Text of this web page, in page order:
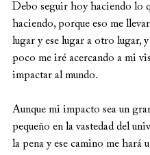
Debo seguir hoy haciendo lo
haciendo, porque eso me
lugar y ese lugar a otro lugar,
poco me iré acercando a mi
impactar al mundo.
Aunque mi impacto sea un
pequeño en la vastedad del
la pena y ese camino me hará